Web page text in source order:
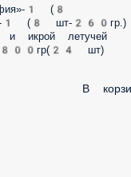
1 (8
1 (8 шт-260гр.)
и икрой летучей
800гр(24 шт)
В